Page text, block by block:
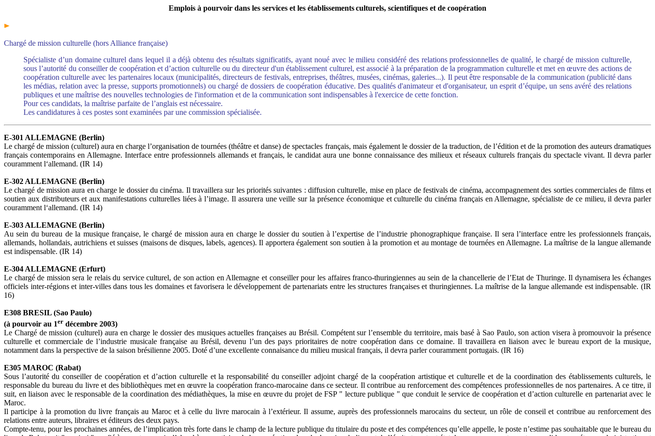
Emplois à pourvoir dans les services et les établissementsculturels, scientifiques et de coopération
Chargé de mission culturelle (hors Alliance française)
Spécialiste d’un domaine culturel dans lequel il a déjà obtenu des résultats significatifs, ayant noué avec le milieu considéré des relations professionnelles de qualité, le chargé de mission culturelle,
sous l’autorité du conseiller de coopération et d’action culturelle ou du directeur d'un établissement culturel, est associé à la préparation de la programmation culturelle et met en œuvre des actions de
coopération culturelle avec les partenaires locaux (municipalités, directeurs de festivals, entreprises, théâtres, musées, cinémas, galeries...). Il peut être responsable de la communication (publicité dans
les médias, relation avec la presse, supports promotionnels) ou chargé de dossiers de coopération éducative. Des qualités d'animateur et d'organisateur, un esprit d’équipe, un sens avéré des relations
publiques et une maîtrise des nouvelles technologies de l'information et de la communication sont indispensables à l'exercice de cette fonction.
Pour ces candidats, la maîtrise parfaite de l’anglais est nécessaire.
Les candidatures à ces postes sont examinées par une commission spécialisée.
E-301 ALLEMAGNE (Berlin)
Le chargé de mission (culturel) aura en charge l’organisation de tournées (théâtre et danse) de spectacles français, mais également le dossier de la traduction, de l’édition et de la promotion des auteurs dramatiques
français contemporains en Allemagne. Interface entre professionnels allemands et français, le candidat aura une bonne connaissance des milieux et réseaux culturels français du spectacle vivant. Il devra parler
couramment l‘allemand. (IR 14)
E-302 ALLEMAGNE (Berlin)
Le chargé de mission aura en charge le dossier du cinéma. Il travaillera sur les priorités suivantes : diffusion culturelle, mise en place de festivals de cinéma, accompagnement des sorties commerciales de films et
soutien aux distributeurs et aux manifestations culturelles liées à l’image. Il assurera une veille sur la présence économique et culturelle du cinéma français en Allemagne, spécialiste de ce milieu, il devra parler
couramment l‘allemand. (IR 14)
E-303 ALLEMAGNE (Berlin)
Au sein du bureau de la musique française, le chargé de mission aura en charge le dossier du soutien à l’expertise de l’industrie phonographique française. Il sera l’interface entre les professionnels français,
allemands, hollandais, autrichiens et suisses (maisons de disques, labels, agences). Il apportera également son soutien à la promotion et au montage de tournées en Allemagne. La maîtrise de la langue allemande
est indispensable. (IR 14)
E-304 ALLEMAGNE (Erfurt)
Le chargé de mission sera le relais du service culturel, de son action en Allemagne et conseiller pour les affaires franco-thuringiennes au sein de la chancellerie de l’Etat de Thuringe. Il dynamisera les échanges
officiels inter-régions et inter-villes dans tous les domaines et favorisera le développement de partenariats entre les structures françaises et thuringiennes. La maîtrise de la langue allemande est indispensable. (IR
16)
E308 BRESIL (Sao Paulo)
(à pourvoir au 1er décembre 2003)
Le Chargé de mission (culturel) aura en charge le dossier des musiques actuelles françaises au Brésil. Compétent sur l’ensemble du territoire, mais basé à Sao Paulo, son action visera à promouvoir la présence
culturelle et commerciale de l’industrie musicale française au Brésil, devenu l’un des pays prioritaires de notre coopération dans ce domaine. Il travaillera en liaison avec le bureau export de la musique,
notamment dans la perspective de la saison brésilienne 2005. Doté d’une excellente connaisance du milieu musical français, il devra parler couramment portugais. (IR 16)
E305 MAROC (Rabat)
Sous l’autorité du conseiller de coopération et d’action culturelle et la responsabilité du conseiller adjoint chargé de la coopération artistique et culturelle et de la coordination des établissements culturels, le
responsable du bureau du livre et des bibliothèques met en œuvre la coopération franco-marocaine dans ce secteur. Il contribue au renforcement des compétences professionnelles de nos partenaires. A ce titre, il
suit, en liaison avec le responsable de la coordination des médiathèques, la mise en œuvre du projet de FSP " lecture publique " que conduit le service de coopération et d’action culturelle en partenariat avec le
Maroc.
Il participe à la promotion du livre français au Maroc et à celle du livre marocain à l’extérieur. Il assume, auprès des professionnels marocains du secteur, un rôle de conseil et contribue au renforcement des
relations entre auteurs, libraires et éditeurs des deux pays.
Compte-tenu, pour les prochaines années, de l’implication très forte dans le champ de la lecture publique du titulaire du poste et des compétences qu’elle appelle, le poste n’estime pas souhaitable que le bureau du